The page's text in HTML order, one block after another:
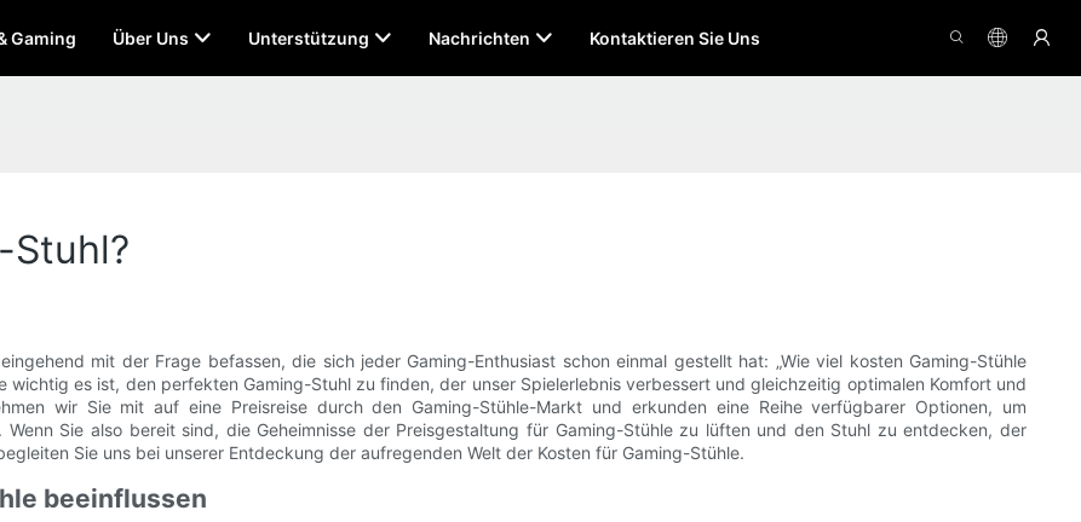
Gaming Über Uns Unterstützung Nachrichten Kontaktieren Sie Uns
Stuhl?
mit der Frage befassen, die sich jeder Gaming-Enthusiast schon einmal gestellt hat: „Wie viel kosten Gaming-Stühle
wichtig es ist, den perfekten Gaming-Stuhl zu finden, der unser Spielerlebnis verbessert und gleichzeitig optimalen Komfort und
wir Sie mit auf eine Preisreise durch den Gaming-Stühle-Markt und erkunden eine Reihe verfügbarer Optionen, um
Sie also bereit sind, die Geheimnisse der Preisgestaltung für Gaming-Stühle zu lüften und den Stuhl zu entdecken, der
Sie uns bei unserer Entdeckung der aufregenden Welt der Kosten für Gaming-Stühle.
beeinflussen